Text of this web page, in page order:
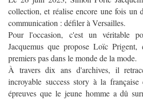
collection, et réalise encore une fois un
communication : défiler à Versailles.
Pour l'occasion, c'est un véritable
Jacquemus que propose Loïc
premiers pas dans le monde de la mode.
À travers dix ans d'archives, il
incroyable success story à la
épreuves que le jeune homme a dû